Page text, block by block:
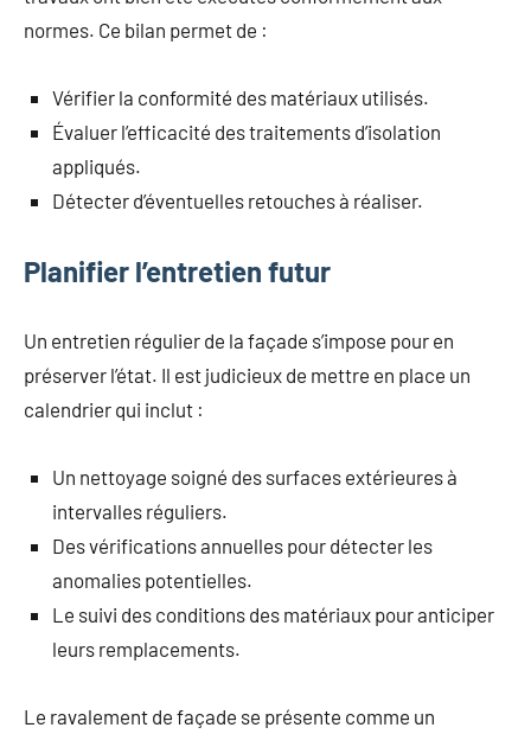
normes. Ce bilan permet de :
Vérifier la conformité des matériaux utilisés.
Évaluer l’efficacité des traitements d’isolation
appliqués.
Détecter d’éventuelles retouches à réaliser.
Planifier l’entretien futur
Un entretien régulier de la façade s’impose pour en
préserver l’état. Il est judicieux de mettre en place un
calendrier qui inclut :
Un nettoyage soigné des surfaces extérieures à
intervalles réguliers.
Des vérifications annuelles pour détecter les
anomalies potentielles.
Le suivi des conditions des matériaux pour anticiper
leurs remplacements.
Le ravalement de façade se présente comme un